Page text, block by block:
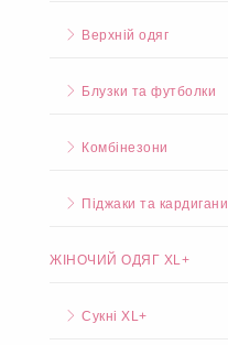
Верхній одяг
Блузки та футболки
Комбінезони
Піджаки та кардигани
ЖІНОЧИЙ ОДЯГ XL+
Сукні XL+